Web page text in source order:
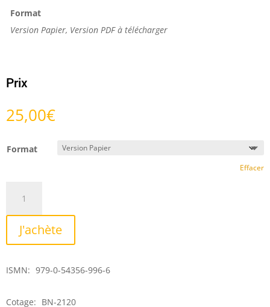
Format
Version Papier, Version PDF à télécharger
Prix
25,00€
Format
Effacer
Capriccio
Bravoura
J'achète
ISMN: 979-0-54356-996-6
Cotage: BN-2120